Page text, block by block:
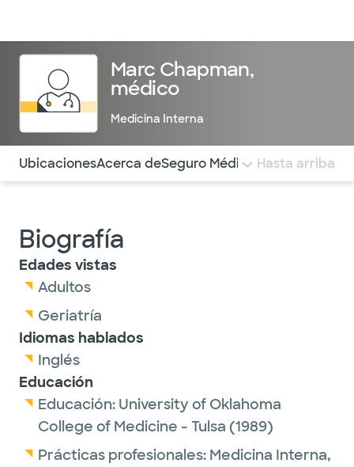
Marc Chapman,
médico
Medicina Interna
Utilice esta navegación para saltar rápidamente a
UbicacionesAcerca deSeguro Médico COMENTARIOS
Hasta arriba
Biografía
Edades vistas
Adultos
Geriatría
Idiomas hablados
Inglés
Educación
Educación: University of Oklahoma
College of Medicine - Tulsa (1989)
Prácticas profesionales: Medicina Interna,